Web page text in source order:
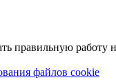
правильную работу
файлов cookie